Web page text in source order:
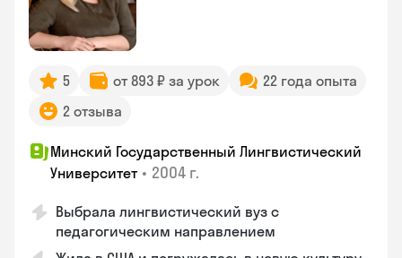
5 от 893 ₽ за урок
22 года опыта
2 отзыва
Минский Государственный Лингвистический
Университет • 2004 г.
Выбрала лингвистический вуз с
педагогическим направлением